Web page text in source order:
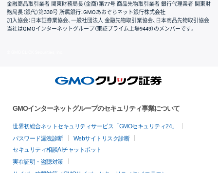
金融商品取引業者 関東財務局長（金商）第77号 商品先物取引業者 銀行代理業者 関東財
務局長（銀代）第330号 所属銀行：GMOあおぞらネット銀行株式会社
加入協会：日本証券業協会、一般社団法人 金融先物取引業協会、日本商品先物取引協会
当社はGMOインターネットグループ（東証プライム上場9449）のメンバーです。
GMOインターネットグループのセキュリティ事業について
世界初総合ネットセキュリティサービス「GMOセキュリティ24」
パスワード漏洩診断
Webサイトリスク診断
セキュリティ相談AIチャットボット
実在証明・盗聴対策